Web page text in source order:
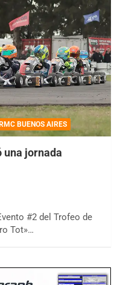
BUENOS AIRES
una jornada
#2 del Trofeo de
Tot»…